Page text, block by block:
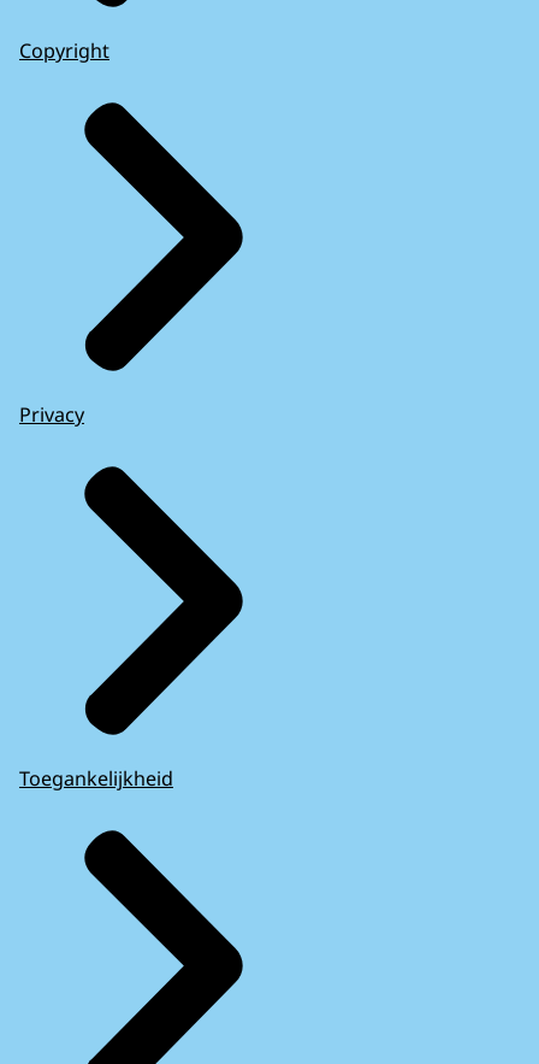
Copyright
Privacy
Toegankelijkheid